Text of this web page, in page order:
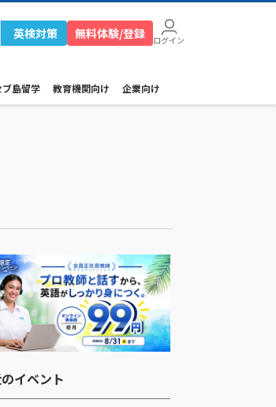
英検対策 無料体験/登録 ログイン
ブ島留学 教育機関向け 企業向け
イベント​